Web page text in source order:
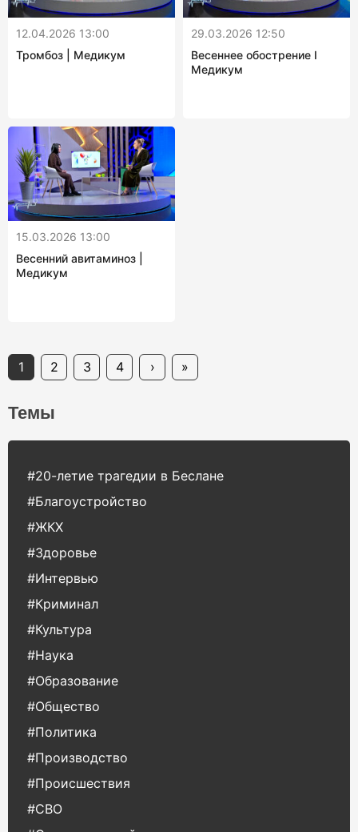
12.04.2026 13:00
Тромбоз | Медикум
29.03.2026 12:50
Весеннее обострение I
Медикум
15.03.2026 13:00
Весенний авитаминоз |
Медикум
1 2 3 4 › »
Темы
#20-летие трагедии в Беслане
#Благоустройство
#ЖКХ
#Здоровье
#Интервью
#Криминал
#Культура
#Наука
#Образование
#Общество
#Политика
#Производство
#Происшествия
#СВО